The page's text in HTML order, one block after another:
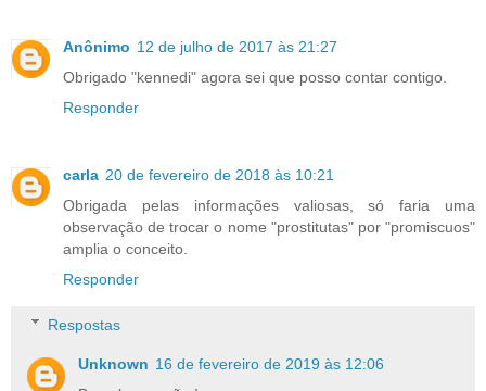
Anônimo 12 de julho de 2017 às 21:27
Obrigado "kennedi" agora sei que posso contar contigo.
Responder
carla 20 de fevereiro de 2018 às 10:21
Obrigada pelas informações valiosas, só faria uma
observação de trocar o nome "prostitutas" por "promiscuos"
amplia o conceito.
Responder
Respostas
Unknown 16 de fevereiro de 2019 às 12:06